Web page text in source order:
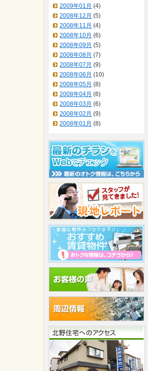
2009年01月 (4)
2008年12月 (5)
2008年11月 (4)
2008年10月 (6)
2008年09月 (5)
2008年08月 (7)
2008年07月 (9)
2008年06月 (10)
2008年05月 (8)
2008年04月 (6)
2008年03月 (6)
2008年02月 (9)
2008年01月 (8)